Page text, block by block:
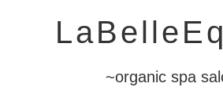
~organic spa